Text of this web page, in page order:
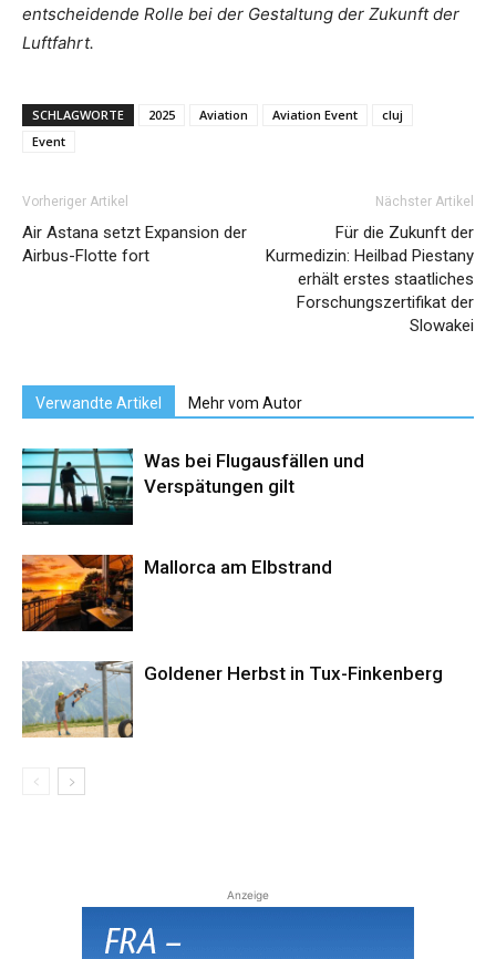
entscheidende Rolle bei der Gestaltung der Zukunft der
Luftfahrt.
SCHLAGWORTE 2025 Aviation Aviation Event
cluj
Event
Vorheriger Artikel
Air Astana setzt Expansion der
Airbus-Flotte fort
Nächster Artikel
Für die Zukunft der
Kurmedizin: Heilbad Piestany
erhält erstes staatliches
Forschungszertifikat der
Slowakei
Verwandte Artikel Mehr vom Autor
Was bei Flugausfällen und
Verspätungen gilt
Mallorca am Elbstrand
Goldener Herbst in Tux-Finkenberg
Anzeige